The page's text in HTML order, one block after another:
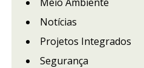
Notícias
Projetos Integrados
Segurança